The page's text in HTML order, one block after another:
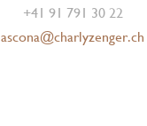
+41 91 791 30 22
ascona@charlyzenger.ch